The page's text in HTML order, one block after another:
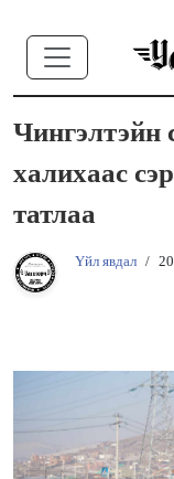
Чингэлтэйн
халихаас
татлаа
Үйл явдал /